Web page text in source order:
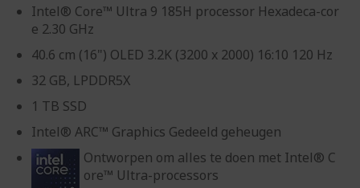
Intel® Core™ Ultra 9 185H processor Hexadeca-cor
e 2.30 GHz
40.6 cm (16") OLED 3.2K (3200 x 2000) 16:10 120 Hz
32 GB, LPDDR5X
1 TB SSD
Intel® ARC™ Graphics Gedeeld geheugen
Ontworpen om alles te doen met Intel® C
ore™ Ultra-processors